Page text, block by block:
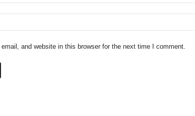
and website in this browser for the next time I comment.